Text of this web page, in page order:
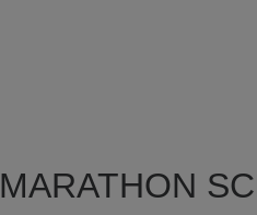
MARATHON